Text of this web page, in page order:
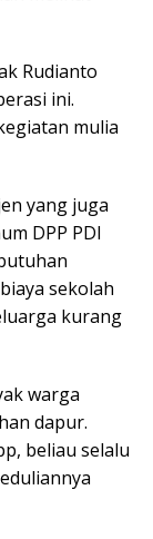
Rudianto
ini.
mulia
yang juga
DPP PDI
sekolah
kurang
warga
dapur.
beliau selalu